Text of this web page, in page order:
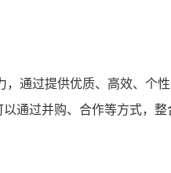
通过提供优质、高效、个
通过并购、合作等方式，整